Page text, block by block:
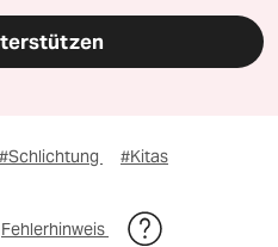
#Schlichtung #Kitas
Fehlerhinweis